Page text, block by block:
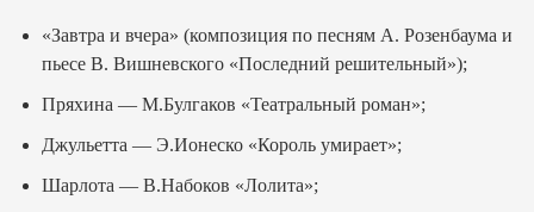
«Завтра и вчера» (композиция по песням А. Розенбаума и
пьесе В. Вишневского «Последний решительный»);
Пряхина — М.Булгаков «Театральный роман»;
Джульетта — Э.Ионеско «Король умирает»;
Шарлота — В.Набоков «Лолита»;